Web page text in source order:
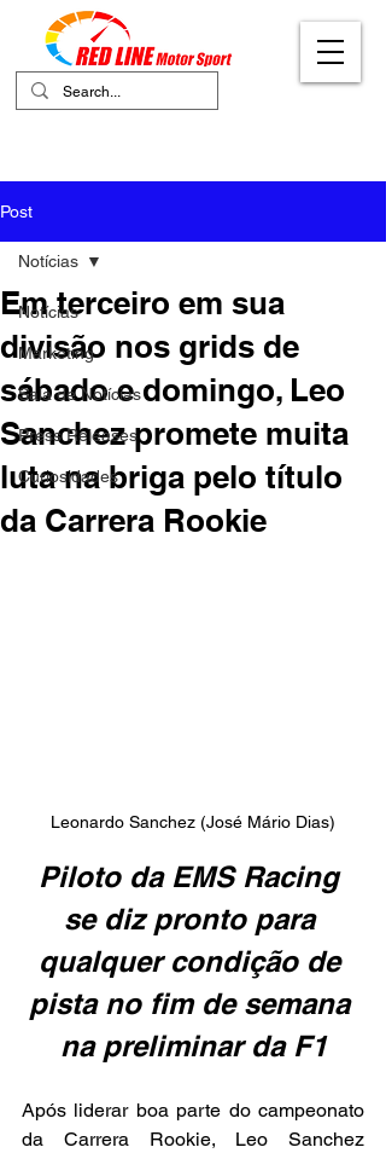
Post
Notícias
Marketing
Sala de Notícias
Press Releases
Curiosidades
Notícias
Em terceiro em sua
divisão nos grids de
sábado e domingo, Leo
Sanchez promete muita
luta na briga pelo título
da Carrera Rookie
Leonardo Sanchez (José Mário Dias)
Piloto da EMS Racing
se diz pronto para
qualquer condição de
pista no fim de semana
na preliminar da F1
Após liderar boa parte do campeonato
da Carrera Rookie, Leo Sanchez